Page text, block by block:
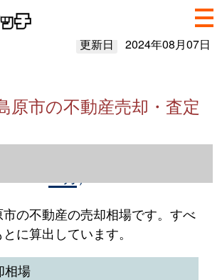
更新日 2024年08月07日
原市の不動産売却・査定
の不動産売却情報（2023年1
の不動産の売却相場です。すべ
に算出しています。
相場